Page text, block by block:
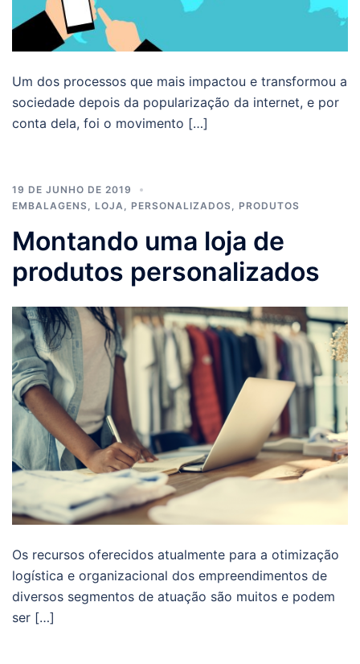
Um dos processos que mais impactou e transformou a
sociedade depois da popularização da internet, e por
conta dela, foi o movimento […]
19 DE JUNHO DE 2019
EMBALAGENS
LOJA PERSONALIZADOS PRODUTOS
Montando uma loja de
produtos personalizados
Os recursos oferecidos atualmente para a otimização
logística e organizacional dos empreendimentos de
diversos segmentos de atuação são muitos e podem
ser […]